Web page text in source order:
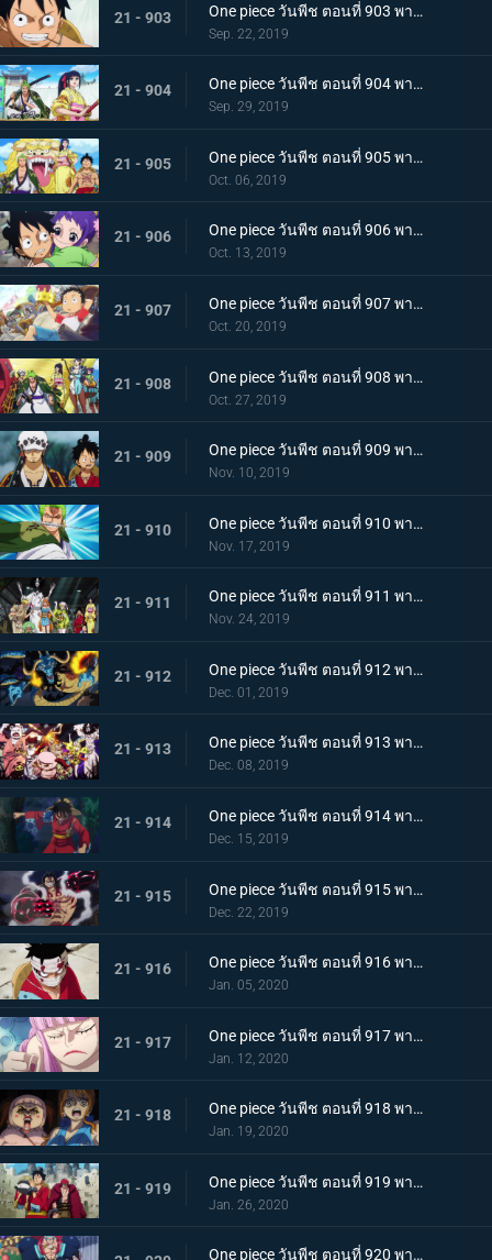
21 - 903 One piece วันพีช ตอนที่ 903 พากย์ไทย ตัดสินผลซูโม่ หมวกฟาง vs โยโกสุนะสุดแกร่ง!
Sep. 22, 2019
21 - 904 One piece วันพีช ตอนที่ 904 พากย์ไทย ลูฟี่เดือดจัด ช่วยทามะจากอันตราย!
Sep. 29, 2019
21 - 905 One piece วันพีช ตอนที่ 905 พากย์ไทย การชิงโอทามะคืน! ศึกอันดุเดือดกับโฮลด์เดม!
Oct. 06, 2019
21 - 906 One piece วันพีช ตอนที่ 906 พากย์ไทย ดวลตัวต่อตัว ระหว่างหมอผีกับหมอแห่งความตาย!
Oct. 13, 2019
21 - 907 One piece วันพีช ตอนที่ 907 พากย์ไทย ตอนพิเศษ ฉลองวันพีซครบรอบ 20 ปี "โรแมนซ์ดอวน์"
Oct. 20, 2019
21 - 908 One piece วันพีช ตอนที่ 908 พากย์ไทย เรือสมบัติมาถึงแล้ว ลูฟี่ทาโร่แทนคุณ!
Oct. 27, 2019
21 - 909 One piece วันพีช ตอนที่ 909 พากย์ไทย สุสานแสนลึกลับ การพบกันอีกครั้งที่ซากปราสาทโอเด้ง!
Nov. 10, 2019
21 - 910 One piece วันพีช ตอนที่ 910 พากย์ไทย ซามูไรในตำนาน ชายผู้ที่โรเจอร์หลงใหล!
Nov. 17, 2019
21 - 911 One piece วันพีช ตอนที่ 911 พากย์ไทย เริ่มแผนการลับ เปิดฉากโค่นหนึ่งในสี่จักรพรรดิ
Nov. 24, 2019
21 - 912 One piece วันพีช ตอนที่ 912 พากย์ไทย ชายผู้แข็งแกร่งที่สุด หัวหน้ากองโจรสุดแกร่งชูเท็นมารุ!
Dec. 01, 2019
21 - 913 One piece วันพีช ตอนที่ 913 พากย์ไทย พ่ายแพ้อย่างหมดรูป ลมหายใจพิโรธของไคโด!
Dec. 08, 2019
21 - 914 One piece วันพีช ตอนที่ 914 พากย์ไทย การต่อสู้อันดุเดือด ลูฟี่ที่บุกเข้าใส่ปะทะไคโด
Dec. 15, 2019
21 - 915 One piece วันพีช ตอนที่ 915 พากย์ไทย การทำลายล้าง! ท่าไม้ตายเผด็จศึกอัสนีแปดทิศ!
Dec. 22, 2019
21 - 916 One piece วันพีช ตอนที่ 916 พากย์ไทย ลูฟี่ผู้ถูกเย้ยหยัน นรกบนดินที่เหมืองนักโทษ
Jan. 05, 2020
21 - 917 One piece วันพีช ตอนที่ 917 พากย์ไทย ดินแดนศักดิ์สิทธิ์สั่นคลอน หนวดดำ 1 ใน 4 จักรพรรดิผู้ไม่เกรงกลัวใคร
Jan. 12, 2020
21 - 918 One piece วันพีช ตอนที่ 918 พากย์ไทย เริ่มดำเนินการ แผนการใหญ่โค่นล้มไคโด!
Jan. 19, 2020
21 - 919 One piece วันพีช ตอนที่ 919 พากย์ไทย ความโกลาหล! นักโทษลูฟี่กับคิด!
Jan. 26, 2020
One piece วันพีช ตอนที่ 920 พากย์ไทย ร้านสุดดัง! โซบะหมายเลข 18 ของซันจิ!